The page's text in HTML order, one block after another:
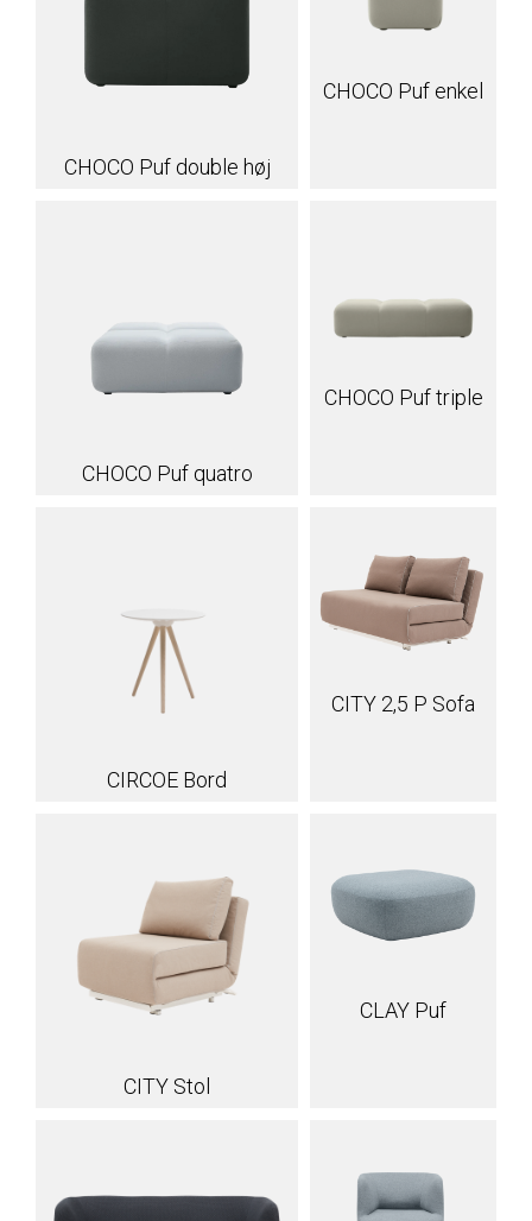
CHOCO Puf double høj
CHOCO Puf enkel
CHOCO Puf quatro
CHOCO Puf triple
CIRCOE Bord
CITY 2,5 P Sofa
CITY Stol
CLAY Puf